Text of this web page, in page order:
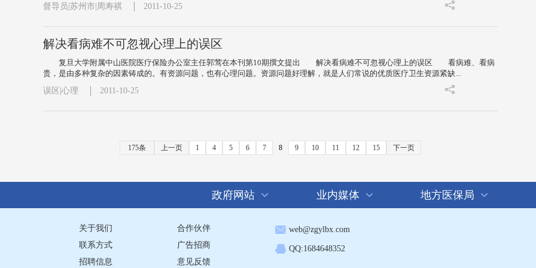
督导员|苏州市|周寿祺 2011-10-25
解决看病难不可忽视心理上的误区
复旦大学附属中山医院医疗保险办公室主任郭莺在本刊第10期撰文提出 解决看病难不可忽视心理上的误区 看病难、看病
贵，是由多种复杂的因素铸成的。有资源问题，也有心理问题。资源问题好理解，就是人们常说的优质医疗卫生资源紧缺...
误区|心理
2011-10-25
175条 上一页 1 4 5 6 7 8 9 10 11 12 15 下一页
政府网站 业内媒体 地方医保局
关于我们
联系方式
招聘信息
合作伙伴
广告招商
意见反馈
web@zgylbx.com
QQ:1684648352